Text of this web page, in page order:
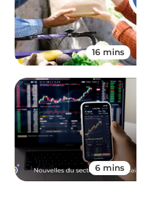
16 mins
6 mins